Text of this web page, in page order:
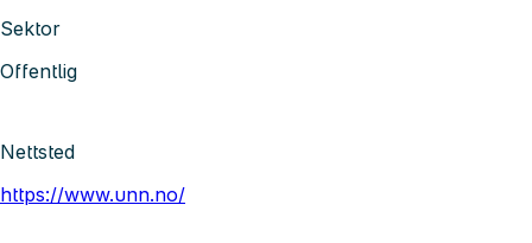
Sektor
Offentlig
Nettsted
https://www.unn.no/